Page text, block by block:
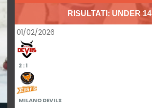
RISULTATI: UNDER 14
01/02/2026
2 : 1
MILANO DEVILS